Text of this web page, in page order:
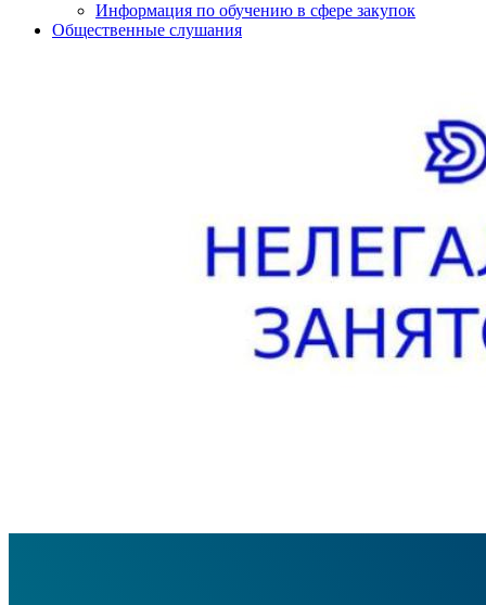
Информация по обучению в сфере закупок
Общественные слушания